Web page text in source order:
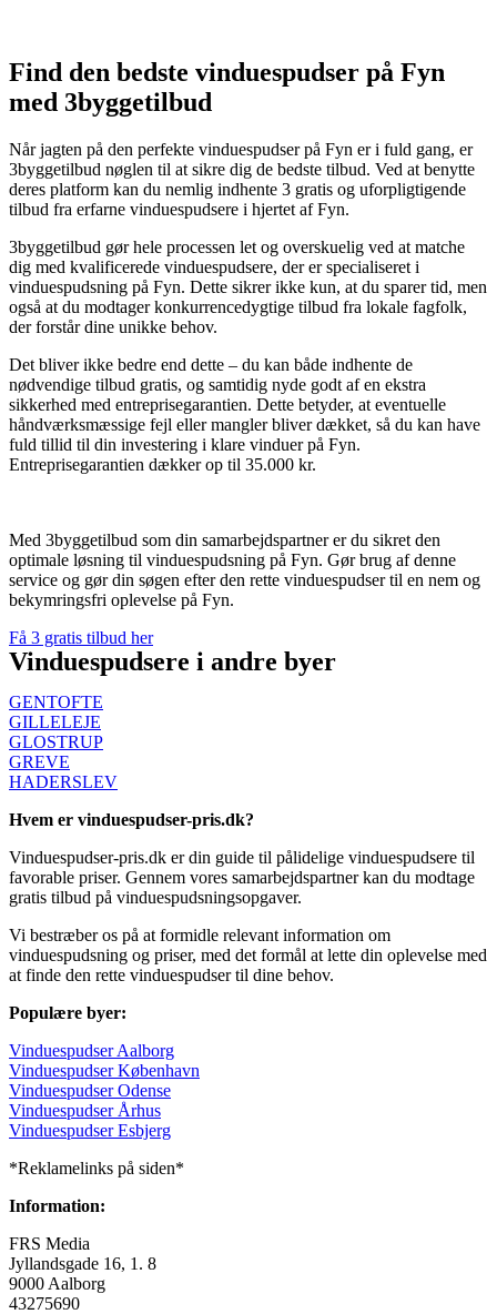
Find den bedste vinduespudser på Fyn
med 3byggetilbud
Når jagten på den perfekte vinduespudser på Fyn er i fuld gang, er
3byggetilbud nøglen til at sikre dig de bedste tilbud. Ved at benytte
deres platform kan du nemlig indhente 3 gratis og uforpligtigende
tilbud fra erfarne vinduespudsere i hjertet af Fyn.
3byggetilbud gør hele processen let og overskuelig ved at matche
dig med kvalificerede vinduespudsere, der er specialiseret i
vinduespudsning på Fyn. Dette sikrer ikke kun, at du sparer tid, men
også at du modtager konkurrencedygtige tilbud fra lokale fagfolk,
der forstår dine unikke behov.
Det bliver ikke bedre end dette – du kan både indhente de
nødvendige tilbud gratis, og samtidig nyde godt af en ekstra
sikkerhed med entreprisegarantien. Dette betyder, at eventuelle
håndværksmæssige fejl eller mangler bliver dækket, så du kan have
fuld tillid til din investering i klare vinduer på Fyn.
Entreprisegarantien dækker op til 35.000 kr.
Med 3byggetilbud som din samarbejdspartner er du sikret den
optimale løsning til vinduespudsning på Fyn. Gør brug af denne
service og gør din søgen efter den rette vinduespudser til en nem og
bekymringsfri oplevelse på Fyn.
Få 3 gratis tilbud her
Vinduespudsere i andre byer
GENTOFTE
GILLELEJE
GLOSTRUP
GREVE
HADERSLEV
Hvem er vinduespudser-pris.dk?
Vinduespudser-pris.dk er din guide til pålidelige vinduespudsere til
favorable priser. Gennem vores samarbejdspartner kan du modtage
gratis tilbud på vinduespudsningsopgaver.
Vi bestræber os på at formidle relevant information om
vinduespudsning og priser, med det formål at lette din oplevelse med
at finde den rette vinduespudser til dine behov.
Populære byer:
Vinduespudser Aalborg
Vinduespudser København
Vinduespudser Odense
Vinduespudser Århus
Vinduespudser Esbjerg
*Reklamelinks på siden*
Information:
FRS Media
Jyllandsgade 16, 1. 8
9000 Aalborg
43275690